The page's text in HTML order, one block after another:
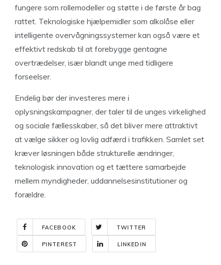
fungere som rollemodeller og støtte i de første år bag
rattet. Teknologiske hjælpemidler som alkolåse eller
intelligente overvågningssystemer kan også være et
effektivt redskab til at forebygge gentagne
overtrædelser, især blandt unge med tidligere
forseelser.
Endelig bør der investeres mere i
oplysningskampagner, der taler til de unges virkelighed
og sociale fællesskaber, så det bliver mere attraktivt
at vælge sikker og lovlig adfærd i trafikken. Samlet set
kræver løsningen både strukturelle ændringer,
teknologisk innovation og et tættere samarbejde
mellem myndigheder, uddannelsesinstitutioner og
forældre.
FACEBOOK TWITTER
PINTEREST LINKEDIN